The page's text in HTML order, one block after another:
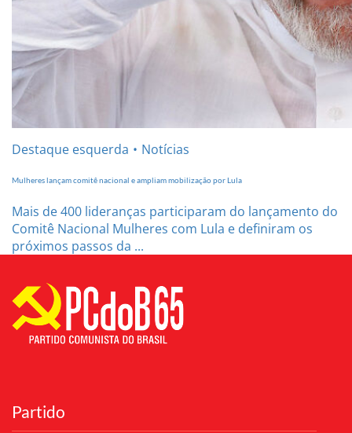
Destaque esquerda Notícias
Mulheres lançam comitê nacional e ampliam mobilização por Lula
Mais de 400 lideranças participaram do lançamento do
Comitê Nacional Mulheres com Lula e definiram os
próximos passos da ...
Partido